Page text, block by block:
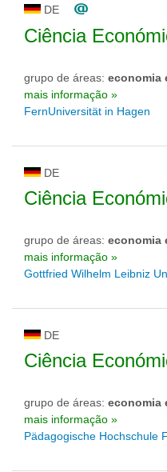
DE
Ciência
grupo de áreas: economia
mais informação »
FernUniversität in Hagen
DE
Ciência
grupo de áreas: economia
mais informação »
Gottfried Wilhelm Leibniz
DE
Ciência
grupo de áreas: economia
mais informação »
Pädagogische Hochschule